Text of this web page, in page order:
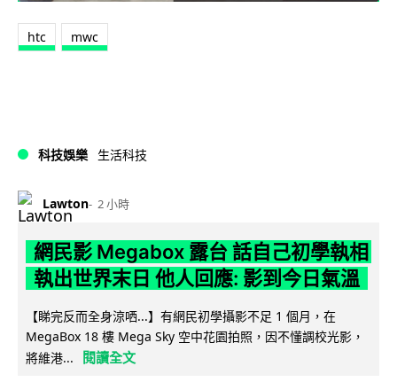
htc mwc
科技娛樂 生活科技
Lawton 2 小時
網民影 Megabox 露台 話自己初學執相
執出世界末日 他人回應: 影到今日氣溫
【睇完反而全身涼哂...】有網民初學攝影不足 1 個月，在
MegaBox 18 樓 Mega Sky 空中花園拍照，因不懂調校光影，
將維港...
閱讀全文